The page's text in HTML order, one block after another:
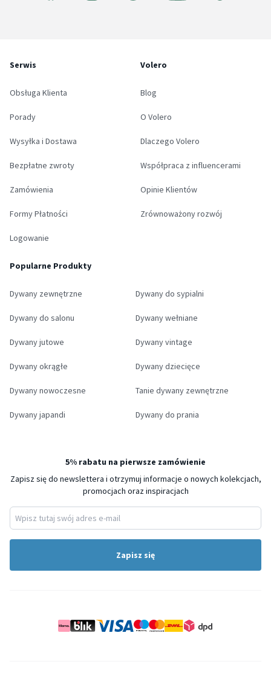
Serwis
Obsługa Klienta
Porady
Wysyłka i Dostawa
Bezpłatne zwroty
Zamówienia
Formy Płatności
Logowanie
Volero
Blog
O Volero
Dlaczego Volero
Współpraca z influencerami
Opinie Klientów
Zrównoważony rozwój
Popularne Produkty
Dywany zewnętrzne Dywany do sypialni
Dywany do salonu Dywany wełniane
Dywany jutowe Dywany vintage
Dywany okrągłe Dywany dziecięce
Dywany nowoczesne Tanie dywany zewnętrzne
Dywany japandi Dywany do prania
5% rabatu na pierwsze zamówienie
Zapisz się do newslettera i otrzymuj informacje o nowych kolekcjach,
promocjach oraz inspiracjach
Zapisz się